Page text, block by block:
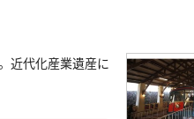
近代化産業遺産に